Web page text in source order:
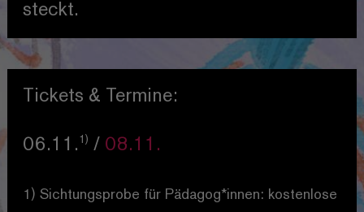
steckt.
Tickets & Termine:
06.11. 1) / 08.11.
1) Sichtungsprobe für Pädagog*innen: kostenlose